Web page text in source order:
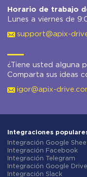
Horario de trabajo
Lunes a viernes de
support@apix-
¿Tiene usted alguna
Comparta sus ideas
igor@apix-
Integraciones
Integración Google
Integración Facebook
Integración Telegram
Integración Google Drive
Integración Slack